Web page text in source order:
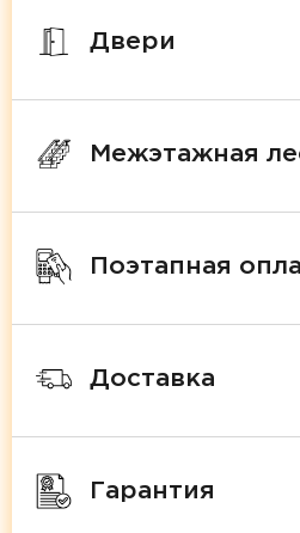
Двери
Межэтажная
Поэтапная
Доставка
Гарантия